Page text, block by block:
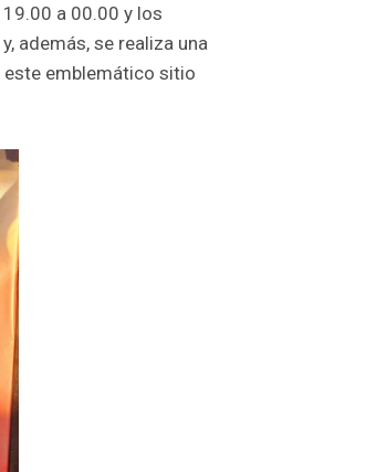
a 00.00 y los
además, se realiza una
este emblemático sitio